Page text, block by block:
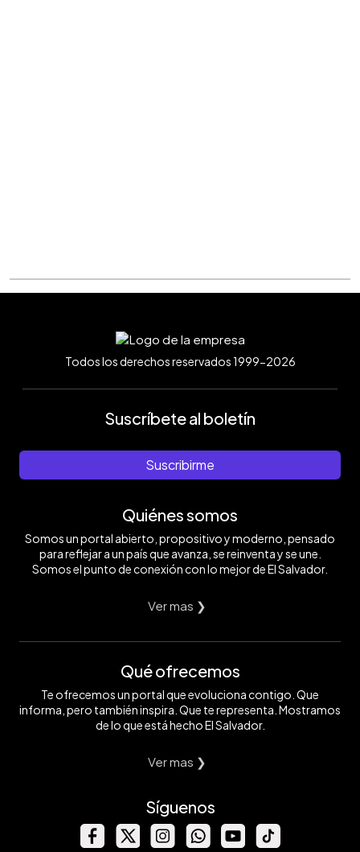
Todos los derechos reservados 1999-2026
Suscríbete al boletín
Suscribirme
Quiénes somos
Somos un portal abierto, propositivo y moderno, pensado
para reflejar a un país que avanza, se reinventa y se une.
Somos el punto de conexión con lo mejor de El Salvador.
Ver mas ❯
Qué ofrecemos
Te ofrecemos un portal que evoluciona contigo. Que
informa, pero también inspira. Que te representa. Mostramos
de lo que está hecho El Salvador.
Ver mas ❯
Síguenos